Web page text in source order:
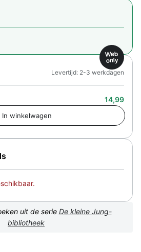
Web
only
14,99
Levertijd: 2-3 werkdagen
uit de serie De kleine Jung-
bibliotheek